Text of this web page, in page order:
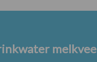
melkvee